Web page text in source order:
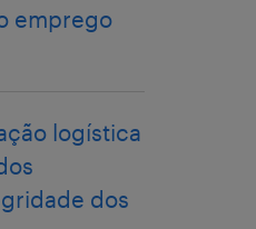
emprego
logística
dos